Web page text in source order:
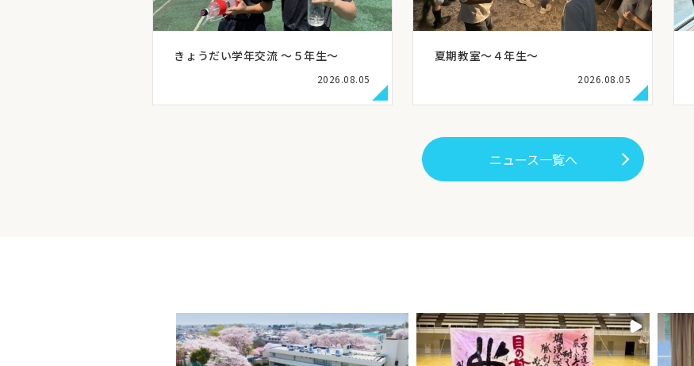
きょうだい学年交流 ～５年生～
2026.08.05
夏期教室～４年生～
2026.08.05
ニュース一覧へ